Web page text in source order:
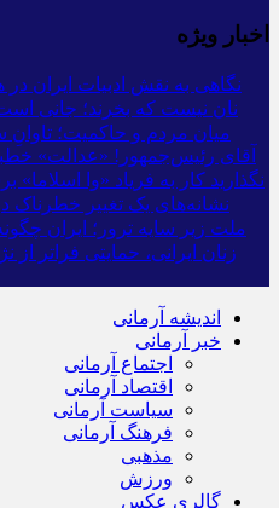
اخبار ویژه
نگاهی به نقش ادبیات ایران
نان نیست که بخرند؛ جانی است
میان مردم و حاکمیت؛
آقای رئیس‌جمهور! «عدالت»
نگذارید کار به فریاد «وا اسلاما»
نشانه‌های یک تغییر خطرناک
ملت زیر سایه ترور؛ ایران
زنان ایرانی، حمایتی فراتر از
اندیشه آرمانی
خبر آرمانی
اجتماع آرمانی
اقتصاد آرمانی
سیاست آرمانی
فرهنگ آرمانی
مذهبی
ورزش
گالری عکس